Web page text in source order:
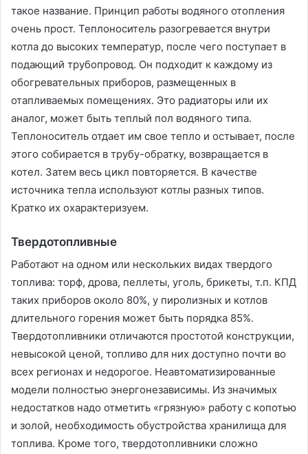
такое название. Принцип работы водяного отопления
очень прост. Теплоноситель разогревается внутри
котла до высоких температур, после чего поступает в
подающий трубопровод. Он подходит к каждому из
обогревательных приборов, размещенных в
отапливаемых помещениях. Это радиаторы или их
аналог, может быть теплый пол водяного типа.
Теплоноситель отдает им свое тепло и остывает, после
этого собирается в трубу-обратку, возвращается в
котел. Затем весь цикл повторяется. В качестве
источника тепла используют котлы разных типов.
Кратко их охарактеризуем.
Твердотопливные
Работают на одном или нескольких видах твердого
топлива: торф, дрова, пеллеты, уголь, брикеты, т.п. КПД
таких приборов около 80%, у пиролизных и котлов
длительного горения может быть порядка 85%.
Твердотопливники отличаются простотой конструкции,
невысокой ценой, топливо для них доступно почти во
всех регионах и недорогое. Неавтоматизированные
модели полностью энергонезависимы. Из значимых
недостатков надо отметить «грязную» работу с копотью
и золой, необходимость обустройства хранилища для
топлива. Кроме того, твердотопливники сложно